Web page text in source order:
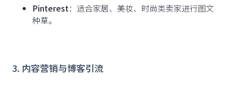
Pinterest：适合家居、美妆、时尚类卖家进行图文
种草。
3. 内容营销与博客引流